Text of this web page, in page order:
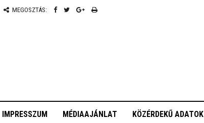
MEGOSZTÁS:
IMPRESSZUM MÉDIAAJÁNLAT KÖZÉRDEKŰ ADATOK